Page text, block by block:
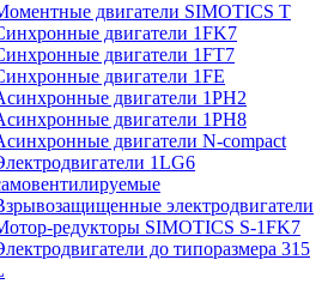
двигатели SIMOTICS T
двигатели 1FK7
двигатели 1FT7
двигатели 1FE
двигатели 1PH2
двигатели 1PH8
двигатели N-compact
1LG6
электродвигатели
редукторы SIMOTICS S-1FK7
до типоразмера 315